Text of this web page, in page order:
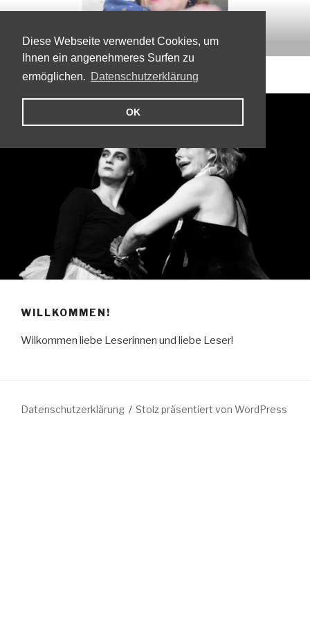
Diese Webseite verwendet Cookies, um
Ihnen ein angenehmeres Surfen zu
ermöglichen. Datenschutzerklärung
OK
springenTheatermacherin, Autorin, Schauspielerin
Menü
WILLKOMMEN!
Wilkommen liebe Leserinnen und liebe Leser!
Datenschutzerklärung Stolz präsentiert von WordPress